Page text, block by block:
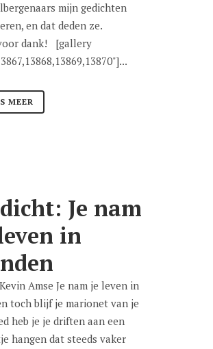
mijn gedichten
en dat deden ze.
dank! [gallery
MEER
Je nam
in
Amse Je nam je leven in
toch blijf je marionet van je
heb je je driften aan een
hangen dat steeds vaker